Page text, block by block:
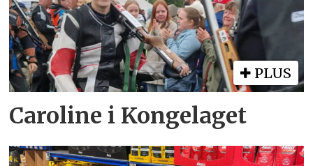
PLUS
Caroline i Kongelaget